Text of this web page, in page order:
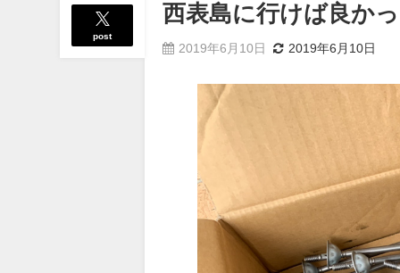
post
西表島に行けば良か
2019年6月10日 2019年6月10日